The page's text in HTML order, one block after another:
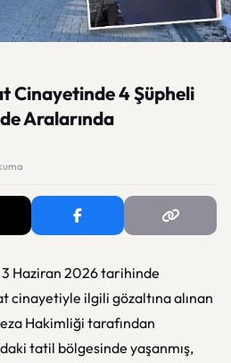
Cinayetinde 4 Şüpheli
Aralarında
Haziran 2026 tarihinde
cinayetiyle ilgili gözaltına alınan
Hakimliği tarafından
tatil bölgesinde yaşanmış,